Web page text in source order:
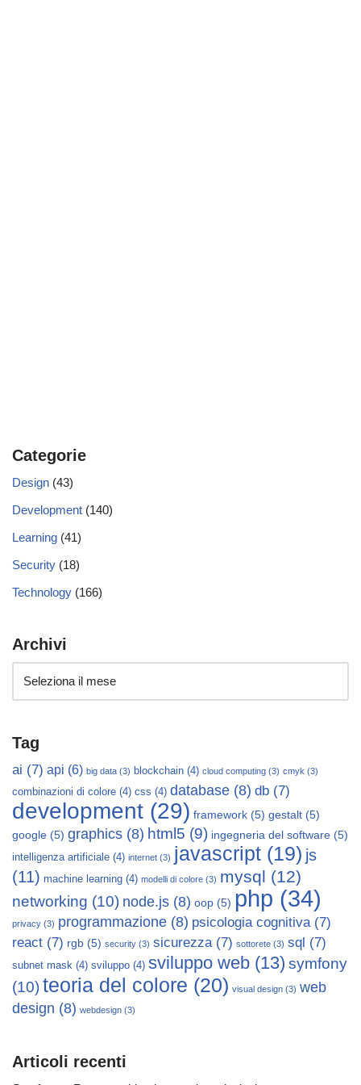
Categorie
Design (43)
Development (140)
Learning (41)
Security (18)
Technology (166)
Archivi
Tag
ai (7) api (6) big data (3) blockchain (4) cloud computing (3) cmyk (3)
combinazioni di colore (4) css (4) database (8) db (7)
development (29) framework (5) gestalt (5)
google (5) graphics (8) html5 (9) ingegneria del software (5)
intelligenza artificiale (4) internet (3) javascript (19) js
(11) machine learning (4) modelli di colore (3) mysql (12)
networking (10) node.js (8) oop (5) php (34)
privacy (3) programmazione (8) psicologia cognitiva(7)
react (7) rgb (5) security (3) sicurezza(7) sottorete (3) sql (7)
subnet mask (4) sviluppo (4) sviluppo web (13) symfony
(10)teoria del colore (20) visual design (3) web
design (8) webdesign (3)
Articoli recenti